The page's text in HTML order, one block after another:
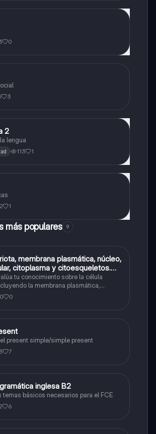
0
3
2
lengua
113 1
1
más populares 9
membrana plasmática, núcleo,
y citoesqueletos.
las partes de la celula eucariota
tu conocimiento sobre la célula
la membrana plasmática,
celular, citoplasma y citoesqueleto.
0
present simple/simple present
7
inglesa B2
temas básicos necesarios para el FCE
6